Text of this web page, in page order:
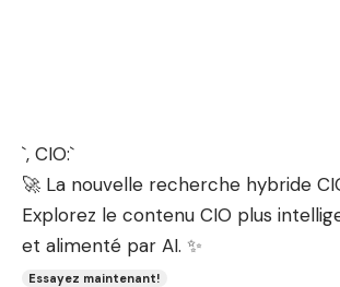
`, CIO:`
🚀 La nouvelle recherche hybride
Explorez le contenu CIO plus
et alimenté par AI. ✨
Essayez maintenant!